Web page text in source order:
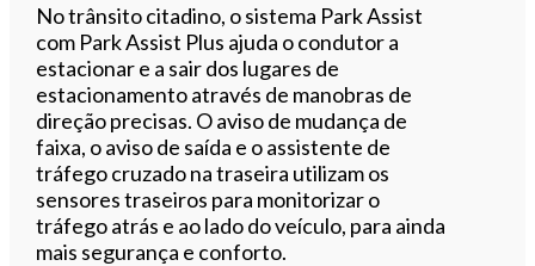
No trânsito citadino, o sistema Park Assist
com Park Assist Plus ajuda o condutor a
estacionar e a sair dos lugares de
estacionamento através de manobras de
direção precisas. O aviso de mudança de
faixa, o aviso de saída e o assistente de
tráfego cruzado na traseira utilizam os
sensores traseiros para monitorizar o
tráfego atrás e ao lado do veículo, para ainda
mais segurança e conforto.